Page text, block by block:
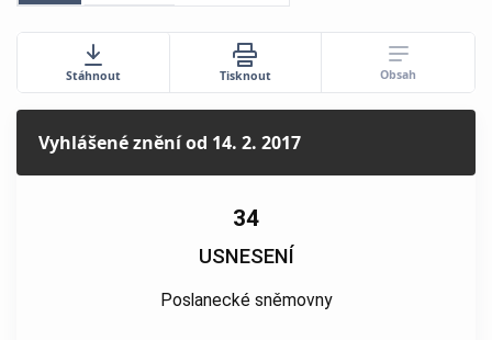
Stáhnout Tisknout Obsah
Vyhlášené zněníod 14. 2. 2017
34
USNESENÍ
Poslanecké sněmovny